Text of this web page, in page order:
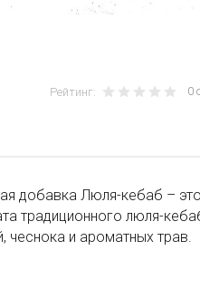
Рейтинг: 0
добавка Люля-кебаб –
традиционного люля-
чеснока и ароматных трав.